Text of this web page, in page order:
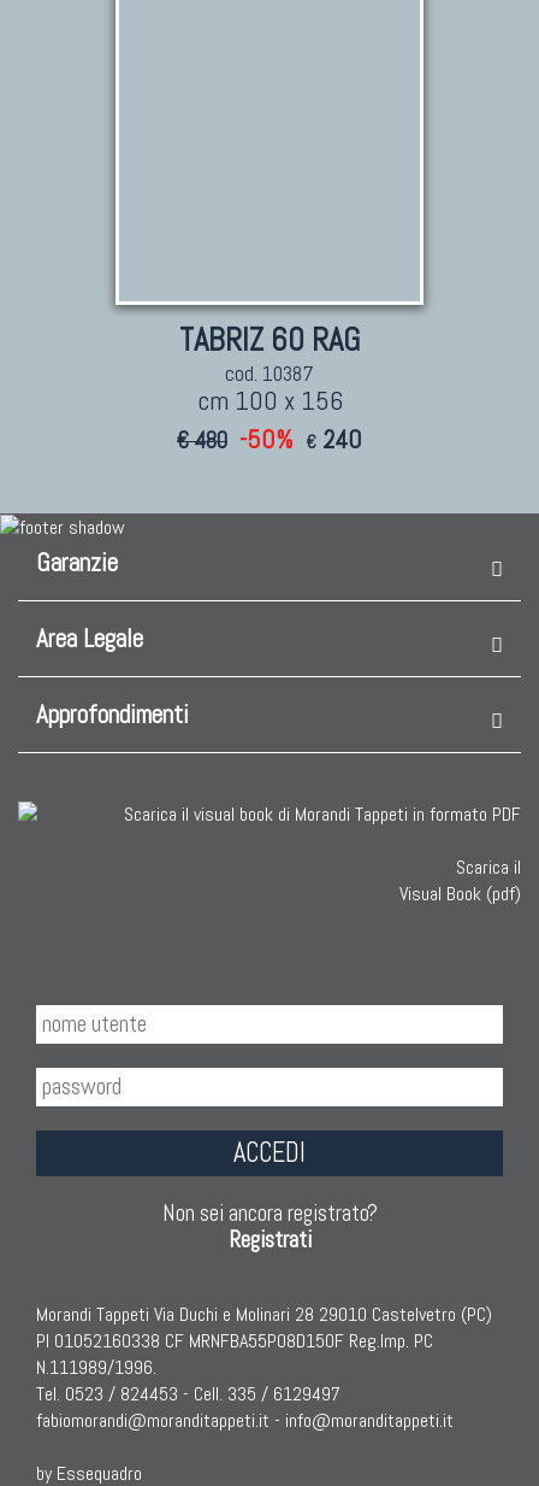
TABRIZ 60 RAG
cod. 10387
cm 100 x 156
€ 480 -50% € 240
Garanzie
Area Legale
Approfondimenti
Scarica il
Visual Book (pdf)
ACCEDI
Non sei ancora registrato?
Registrati
Morandi Tappeti Via Duchi e Molinari 28 29010 Castelvetro (PC)
PI 01052160338 CF MRNFBA55P08D150F Reg.Imp. PC
N.111989/1996.
Tel. 0523 / 824453 - Cell. 335 / 6129497
fabiomorandi@moranditappeti.it - info@moranditappeti.it
by Essequadro